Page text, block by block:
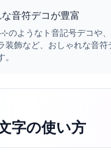
音符デコが豊富
装飾など、おしゃれな音符
。
字の使い方